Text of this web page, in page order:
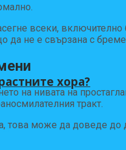
хора?
всеки,
не е свързана с
на нивата на
тракт.
това може да доведе